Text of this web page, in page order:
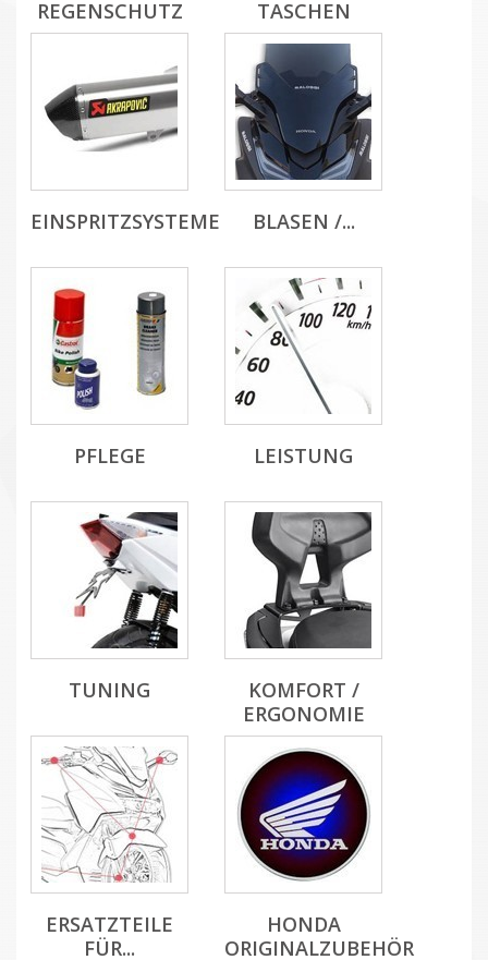
REGENSCHUTZ
TASCHEN
EINSPRITZSYSTEME BLASEN /...
PFLEGE LEISTUNG
TUNING
KOMFORT /
ERGONOMIE
ERSATZTEILE
FÜR...
HONDA
ORIGINALZUBEHÖR